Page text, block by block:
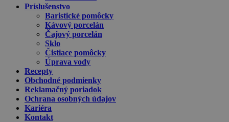
Príslušenstvo
Baristické pomôcky
Kávový porcelán
Čajový porcelán
Sklo
Čistiace pomôcky
Úprava vody
Recepty
Obchodné podmienky
Reklamačný poriadok
Ochrana osobných údajov
Kariéra
Kontakt